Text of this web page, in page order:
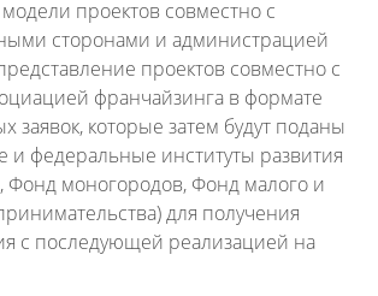
проектов совместно с
сторонами и администрацией
проектов совместно с
франчайзинга в формате
заявок, которые затем будут поданы
и федеральные институты развития
Фонд моногородов, Фонд малого и
для получения
с последующей реализацией на